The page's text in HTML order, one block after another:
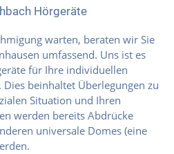
Hörgeräte
warten, beraten wir Sie
umfassend. Uns ist es
für Ihre individuellen
beinhaltet Überlegungen zu
Situation und Ihren
werden bereits Abdrücke
universale Domes (eine